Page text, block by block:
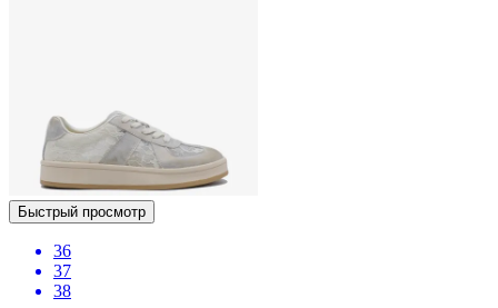
Быстрый просмотр
36
37
38